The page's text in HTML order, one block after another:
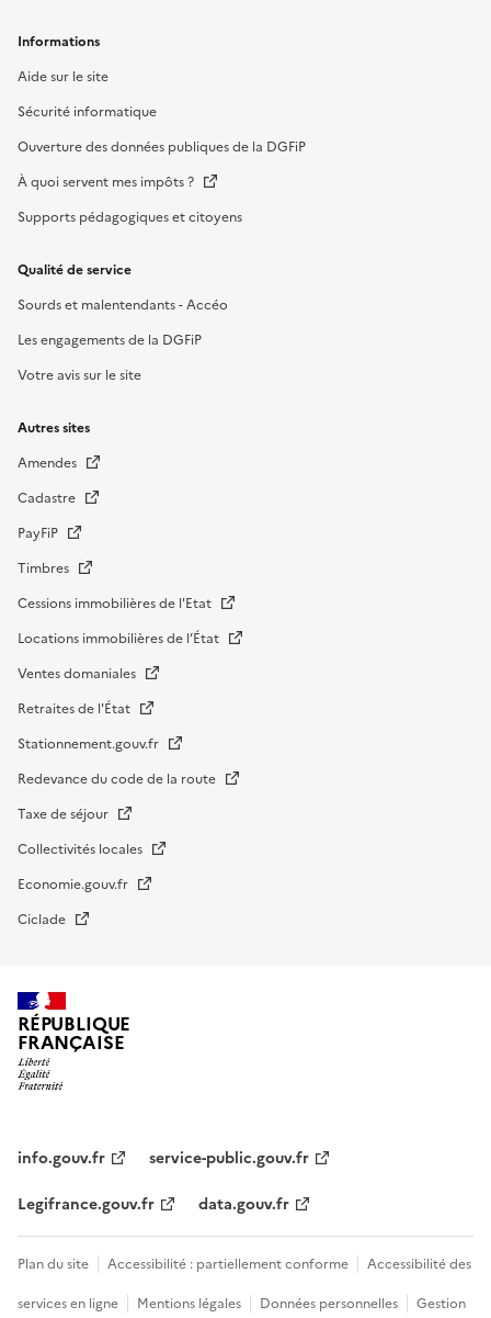
Informations
Aide sur le site
Sécurité informatique
Ouverture des données publiques de la DGFiP
À quoi servent mes impôts ?
Supports pédagogiques et citoyens
Qualité de service
Sourds et malentendants - Accéo
Les engagements de la DGFiP
Votre avis sur le site
Autres sites
Amendes
Cadastre
PayFiP
Timbres
Cessions immobilières de l'Etat
Locations immobilières de l’État
Ventes domaniales
Retraites de l'État
Stationnement.gouv.fr
Redevance du code de la route
Taxe de séjour
Collectivités locales
Economie.gouv.fr
Ciclade
RÉPUBLIQUE
FRANÇAISE
institutionnel
info.gouv.fr
service-public.gouv.fr
Legifrance.gouv.fr
data.gouv.fr
Menu
Plan du site Accessibilité : partiellement conforme
Accessibilité des
services en ligne
Mentions légales Données personnelles Gestion